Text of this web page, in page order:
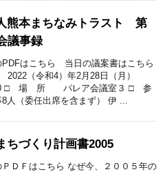
熊本まちなみトラスト 第
議事録
PDFはこちら 当日の議案書はこちら
（令和4）年2月28日（月）
□ 場 所 パレア会議室３ □ 参
（委任出席を含まず） 伊 ...
ちづくり計画書2005
ＤＦはこちら なぜ今、２００５年の